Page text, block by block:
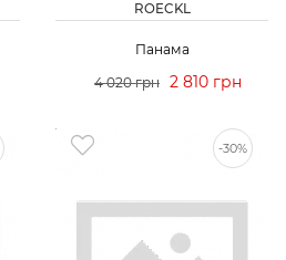
ROECKL
Панама
4 020 грн 2 810 грн
-30%